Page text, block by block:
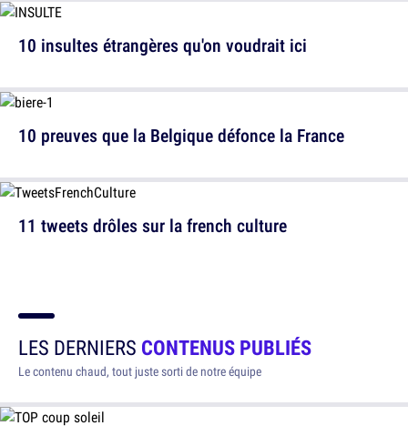
10 insultes étrangères qu'on voudrait ici
11 tweets drôles sur la french culture
10 preuves que la Belgique défonce la France
LES DERNIERS CONTENUS PUBLIÉS
Le contenu chaud, tout juste sorti de notre équipe